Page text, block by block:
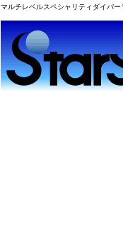
マルチレベルスペシャリティダイバー